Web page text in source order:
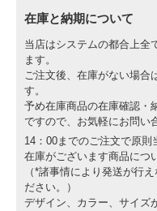
在庫と納期について
当店はシステムの都合上全
ます。
ご注文後、在庫がない場合
す。
予め在庫商品の在庫確認・
ですので、お気軽にお問い
14：00までのご注文で原則
在庫がございます商品につ
（*諸事情により発送が行
ださい。）
デザイン、カラー、サイズ